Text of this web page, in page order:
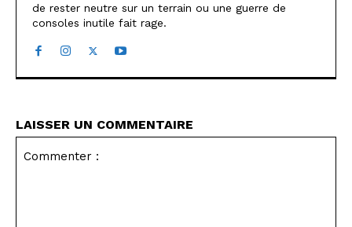
de rester neutre sur un terrain ou une guerre de
consoles inutile fait rage.
LAISSER UN COMMENTAIRE